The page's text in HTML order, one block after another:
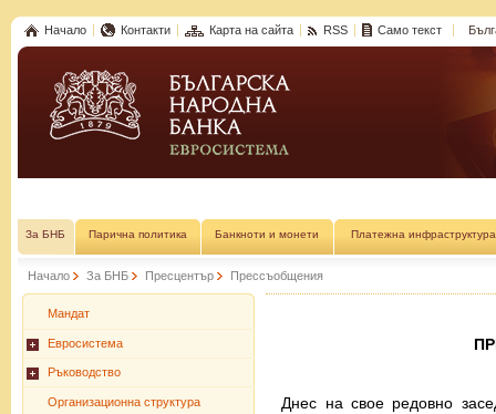
Начало Контакти Карта на сайта RSS Само текст
За БНБ Парична политика Банкноти и монети Платежна инфраструктура
Начало За БНБ Пресцентър Прессъобщения
Мандат
Евросистема
Ръководство
Организационна структура
Днес на свое редовно